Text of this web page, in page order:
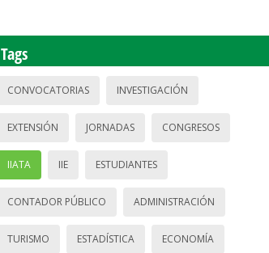
Tags
CONVOCATORIAS INVESTIGACIÓN
EXTENSIÓN JORNADAS CONGRESOS
IIATA IIE ESTUDIANTES
CONTADOR PÚBLICO ADMINISTRACIÓN
TURISMO ESTADÍSTICA ECONOMÍA